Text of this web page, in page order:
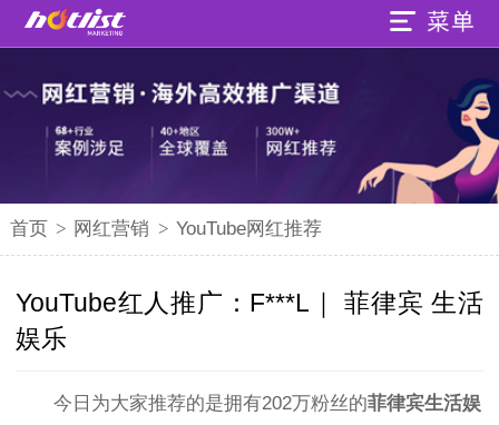
首页 > 网红营销 > YouTube网红推荐
YouTube红人推广：F***L｜ 菲律宾 生活
娱乐
今日为大家推荐的是拥有202万粉丝的菲律宾生活娱